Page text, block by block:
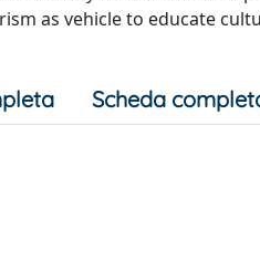
as vehicle to educate
Scheda